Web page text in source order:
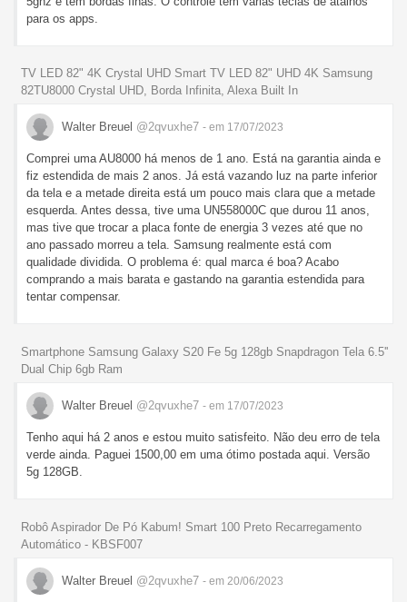
para os apps.
TV LED 82" 4K Crystal UHD Smart TV LED 82" UHD 4K Samsung
82TU8000 Crystal UHD, Borda Infinita, Alexa Built In
Walter Breuel @2qvuxhe7 - em 17/07/2023
Comprei uma AU8000 há menos de 1 ano. Está na garantia ainda e
fiz estendida de mais 2 anos. Já está vazando luz na parte inferior
da tela e a metade direita está um pouco mais clara que a metade
esquerda. Antes dessa, tive uma UN558000C que durou 11 anos,
mas tive que trocar a placa fonte de energia 3 vezes até que no
ano passado morreu a tela. Samsung realmente está com
qualidade dividida. O problema é: qual marca é boa? Acabo
comprando a mais barata e gastando na garantia estendida para
tentar compensar.
Smartphone Samsung Galaxy S20 Fe 5g 128gb Snapdragon Tela 6.5''
Dual Chip 6gb Ram
Walter Breuel @2qvuxhe7 - em 17/07/2023
Tenho aqui há 2 anos e estou muito satisfeito. Não deu erro de tela
verde ainda. Paguei 1500,00 em uma ótimo postada aqui. Versão
5g 128GB.
Robô Aspirador De Pó Kabum! Smart 100 Preto Recarregamento
Automático - KBSF007
Walter Breuel @2qvuxhe7 - em 20/06/2023